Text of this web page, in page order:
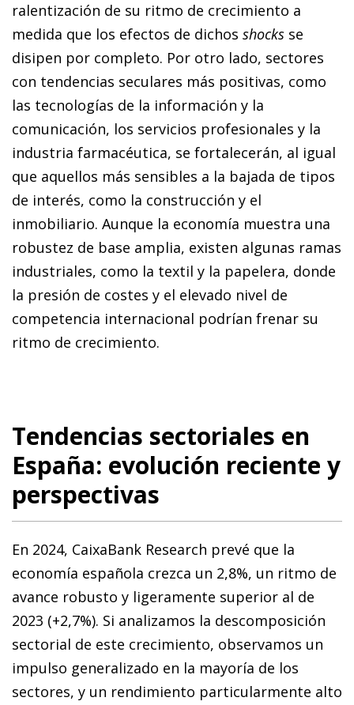
ralentización de su ritmo de crecimiento a
medida que los efectos de dichos shocks se
disipen por completo. Por otro lado, sectores
con tendencias seculares más positivas, como
las tecnologías de la información y la
comunicación, los servicios profesionales y la
industria farmacéutica, se fortalecerán, al igual
que aquellos más sensibles a la bajada de tipos
de interés, como la construcción y el
inmobiliario. Aunque la economía muestra una
robustez de base amplia, existen algunas ramas
industriales, como la textil y la papelera, donde
la presión de costes y el elevado nivel de
competencia internacional podrían frenar su
ritmo de crecimiento.
Tendencias sectoriales en
España: evolución reciente y
perspectivas
En 2024, CaixaBank Research prevé que la
economía española crezca un 2,8%, un ritmo de
avance robusto y ligeramente superior al de
2023 (+2,7%). Si analizamos la descomposición
sectorial de este crecimiento, observamos un
impulso generalizado en la mayoría de los
sectores, y un rendimiento particularmente alto